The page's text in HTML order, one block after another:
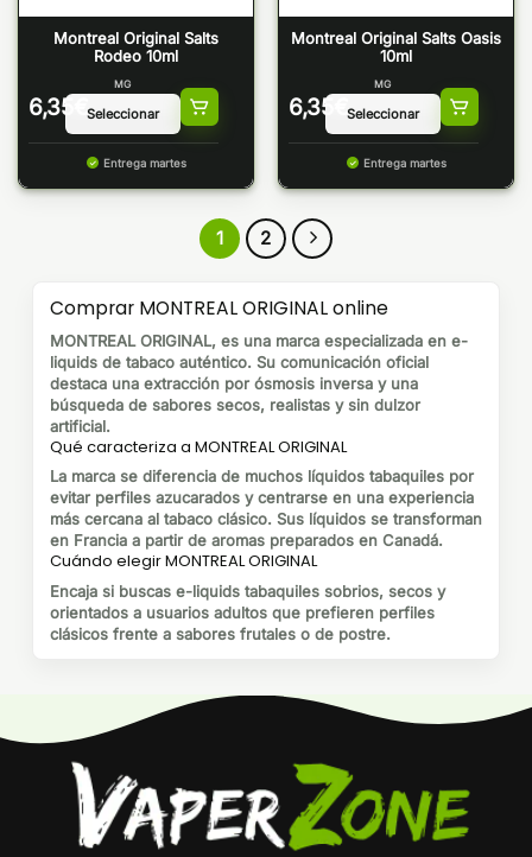
Montreal Original Salts
Rodeo 10ml
6,35 €
MG
Entrega martes
Montreal Original Salts Oasis
10ml
6,35 €
MG
Entrega martes
1 2
Comprar MONTREAL ORIGINAL online
MONTREAL ORIGINAL, es una marca especializada en e-
liquids de tabaco auténtico. Su comunicación oficial
destaca una extracción por ósmosis inversa y una
búsqueda de sabores secos, realistas y sin dulzor
artificial.
Qué caracteriza a MONTREAL ORIGINAL
La marca se diferencia de muchos líquidos tabaquiles por
evitar perfiles azucarados y centrarse en una experiencia
más cercana al tabaco clásico. Sus líquidos se transforman
en Francia a partir de aromas preparados en Canadá.
Cuándo elegir MONTREAL ORIGINAL
Encaja si buscas e-liquids tabaquiles sobrios, secos y
orientados a usuarios adultos que prefieren perfiles
clásicos frente a sabores frutales o de postre.